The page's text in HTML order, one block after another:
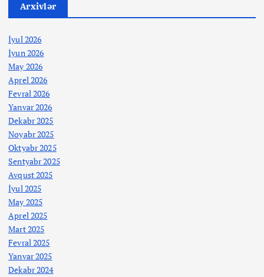
Arxivlər
İyul 2026
İyun 2026
May 2026
Aprel 2026
Fevral 2026
Yanvar 2026
Dekabr 2025
Noyabr 2025
Oktyabr 2025
Sentyabr 2025
Avqust 2025
İyul 2025
May 2025
Aprel 2025
Mart 2025
Fevral 2025
Yanvar 2025
Dekabr 2024